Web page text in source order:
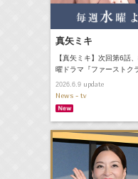
真矢ミキ
【真矢ミキ】次回第6話
曜ドラマ『ファーストク
2026.6.9update
News - tv